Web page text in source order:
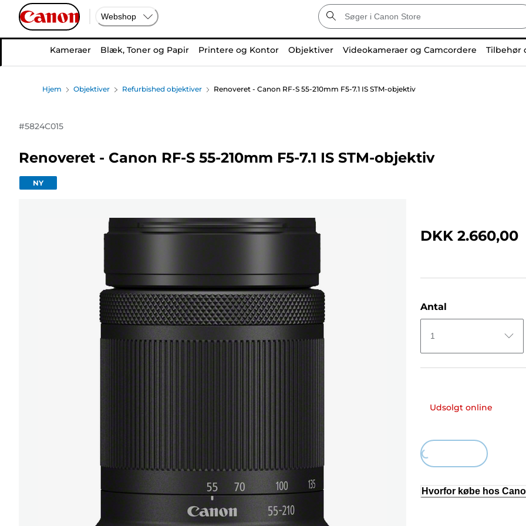
Webshop
Kameraer Blæk, Toner og Papir Printere og Kontor Objektiver Videokameraer og Camcordere Tilbehør
Hjem Objektiver Refurbished objektiver Renoveret - Canon RF-S 55-210mm F5-7.1 IS STM-objektiv
#5824C015
Renoveret - Canon RF-S 55-210mm F5-7.1 IS STM-objektiv
NY
DKK 2.660,00
Antal
1
Udsolgt online
Loading...
Hvorfor købe hos